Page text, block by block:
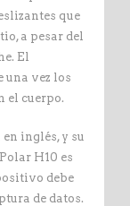
que
a pesar del
El
vez los
el cuerpo.
inglés, y su
H10 es
debe
de datos.